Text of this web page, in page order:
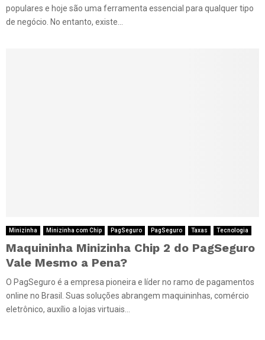
populares e hoje são uma ferramenta essencial para qualquer tipo
de negócio. No entanto, existe...
Minizinha Minizinha com Chip PagSeguro PagSeguro Taxas Tecnologia
Maquininha Minizinha Chip 2 do PagSeguro
Vale Mesmo a Pena?
O PagSeguro é a empresa pioneira e líder no ramo de pagamentos
online no Brasil. Suas soluções abrangem maquininhas, comércio
eletrônico, auxílio a lojas virtuais...